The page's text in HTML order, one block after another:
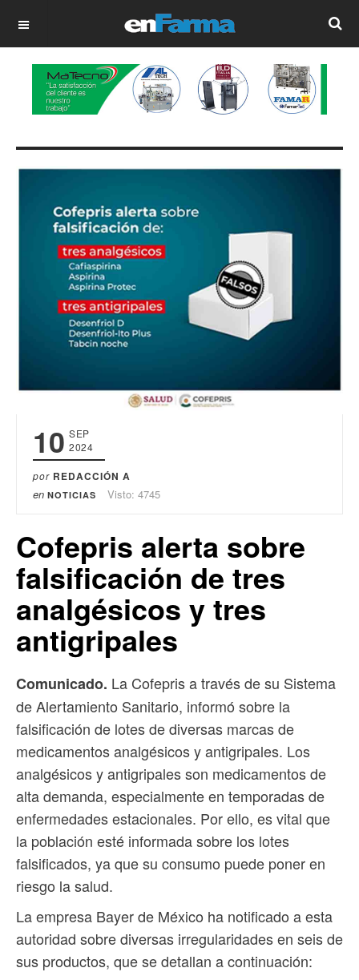
OFF CANVAS
10 SEP
2024
por REDACCIÓN A
en NOTICIAS Visto: 4745
Cofepris alerta sobre
falsificación de tres
analgésicos y tres
antigripales
Comunicado. La Cofepris a través de su Sistema
de Alertamiento Sanitario, informó sobre la
falsificación de lotes de diversas marcas de
medicamentos analgésicos y antigripales. Los
analgésicos y antigripales son medicamentos de
alta demanda, especialmente en temporadas de
enfermedades estacionales. Por ello, es vital que
la población esté informada sobre los lotes
falsificados, ya que su consumo puede poner en
riesgo la salud.
La empresa Bayer de México ha notificado a esta
autoridad sobre diversas irregularidades en seis de
sus productos, que se detallan a continuación: